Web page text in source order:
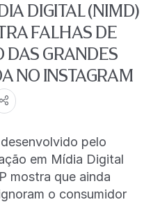
DIGITAL (NIMD)
FALHAS DE
GRANDES
NO INSTAGRAM
pelo
em Mídia Digital
mostra que ainda
o consumidor